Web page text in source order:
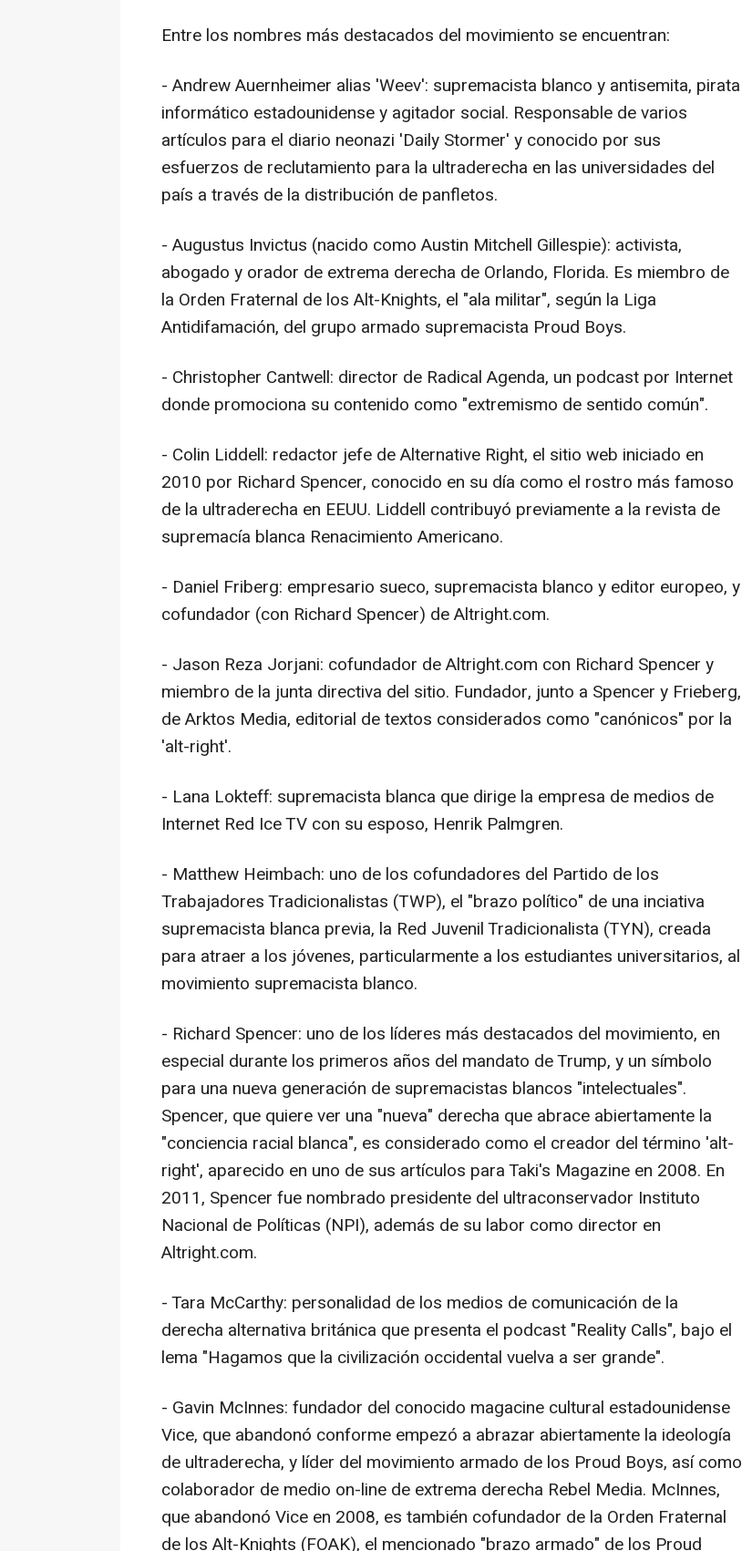
Entre los nombres más destacados del movimiento se encuentran:
- Andrew Auernheimer alias 'Weev': supremacista blanco y antisemita, pirata
informático estadounidense y agitador social. Responsable de varios
artículos para el diario neonazi 'Daily Stormer' y conocido por sus
esfuerzos de reclutamiento para la ultraderecha en las universidades del
país a través de la distribución de panfletos.
- Augustus Invictus (nacido como Austin Mitchell Gillespie): activista,
abogado y orador de extrema derecha de Orlando, Florida. Es miembro de
la Orden Fraternal de los Alt-Knights, el "ala militar", según la Liga
Antidifamación, del grupo armado supremacista Proud Boys.
- Christopher Cantwell: director de Radical Agenda, un podcast por Internet
donde promociona su contenido como "extremismo de sentido común".
- Colin Liddell: redactor jefe de Alternative Right, el sitio web iniciado en
2010 por Richard Spencer, conocido en su día como el rostro más famoso
de la ultraderecha en EEUU. Liddell contribuyó previamente a la revista de
supremacía blanca Renacimiento Americano.
- Daniel Friberg: empresario sueco, supremacista blanco y editor europeo, y
cofundador (con Richard Spencer) de Altright.com.
- Jason Reza Jorjani: cofundador de Altright.com con Richard Spencer y
miembro de la junta directiva del sitio. Fundador, junto a Spencer y Frieberg,
de Arktos Media, editorial de textos considerados como "canónicos" por la
'alt-right'.
- Lana Lokteff: supremacista blanca que dirige la empresa de medios de
Internet Red Ice TV con su esposo, Henrik Palmgren.
- Matthew Heimbach: uno de los cofundadores del Partido de los
Trabajadores Tradicionalistas (TWP), el "brazo político" de una inciativa
supremacista blanca previa, la Red Juvenil Tradicionalista (TYN), creada
para atraer a los jóvenes, particularmente a los estudiantes universitarios, al
movimiento supremacista blanco.
- Richard Spencer: uno de los líderes más destacados del movimiento, en
especial durante los primeros años del mandato de Trump, y un símbolo
para una nueva generación de supremacistas blancos "intelectuales".
Spencer, que quiere ver una "nueva" derecha que abrace abiertamente la
"conciencia racial blanca", es considerado como el creador del término 'alt-
right', aparecido en uno de sus artículos para Taki's Magazine en 2008. En
2011, Spencer fue nombrado presidente del ultraconservador Instituto
Nacional de Políticas (NPI), además de su labor como director en
Altright.com.
- Tara McCarthy: personalidad de los medios de comunicación de la
derecha alternativa británica que presenta el podcast "Reality Calls", bajo el
lema "Hagamos que la civilización occidental vuelva a ser grande".
- Gavin McInnes: fundador del conocido magacine cultural estadounidense
Vice, que abandonó conforme empezó a abrazar abiertamente la ideología
de ultraderecha, y líder del movimiento armado de los Proud Boys, así como
colaborador de medio on-line de extrema derecha Rebel Media. McInnes,
que abandonó Vice en 2008, es también cofundador de la Orden Fraternal
de los Alt-Knights (FOAK), el mencionado "brazo armado" de los Proud